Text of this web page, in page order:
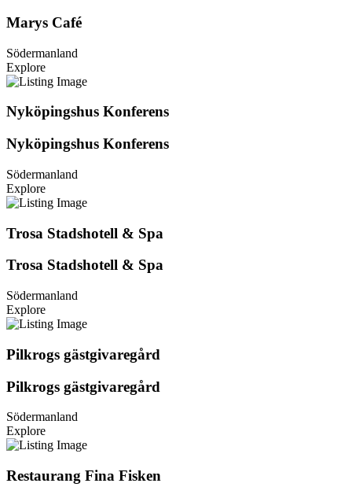
Marys Café
Södermanland
Explore
Nyköpingshus Konferens
Nyköpingshus Konferens
Södermanland
Explore
Trosa Stadshotell & Spa
Trosa Stadshotell & Spa
Södermanland
Explore
Pilkrogs gästgivaregård
Pilkrogs gästgivaregård
Södermanland
Explore
Restaurang Fina Fisken